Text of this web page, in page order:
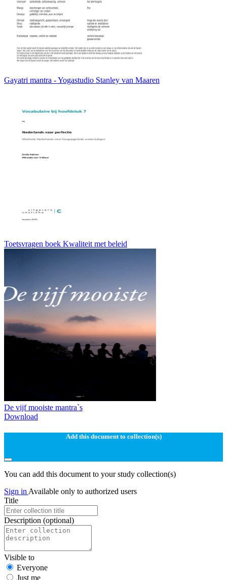
Gayatri mantra - Yogastudio Stanley van Maaren
Toetsvragen boek Kwaliteit met beleid
De vijf mooiste mantra`s
Download
Add this document to collection(s)
You can add this document to your study collection(s)
Sign in Available only to authorized users
Title
Description (optional)
Visible to
Everyone
Just me